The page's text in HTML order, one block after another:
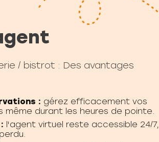
/ bistrot : Des avantages
: gérez efficacement vos
même durant les heures de pointe.
l'agent virtuel reste accessible 24/7,